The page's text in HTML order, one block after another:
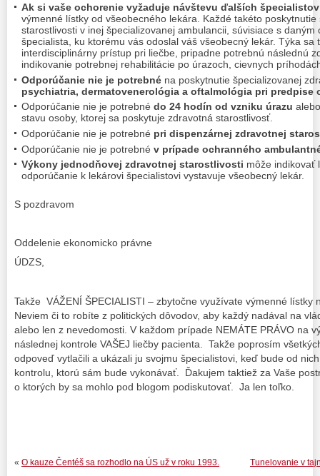
Ak si vaše ochorenie vyžaduje návštevu ďalších špecialistov
výmenné lístky od všeobecného lekára. Každé takéto
starostlivosti v inej špecializovanej ambulancii, súvisiace s
špecialista, ku ktorému vás odoslal váš všeobecný lekár. Týka
interdisciplinárny prístup pri liečbe, pripadne potrebnú následnú
indikovanie potrebnej rehabilitácie po úrazoch, cievnych
Odporúčanie nie je potrebné na poskytnutie špecializovanej
psychiatria, dermatovenerológia a oftalmológia pri predpise
Odporúčanie nie je potrebné do 24 hodín od vzniku úrazu
stavu osoby, ktorej sa poskytuje zdravotná starostlivosť.
Odporúčanie nie je potrebné pri dispenzárnej zdravotnej
Odporúčanie nie je potrebné v prípade ochranného
Výkony jednodňovej zdravotnej starostlivosti môže indikovať
odporúčanie k lekárovi špecialistovi vystavuje všeobecný lekár.
S pozdravom
Oddelenie ekonomicko právne
ÚDZS,
Takže VÁŽENÍ ŠPECIALISTI – zbytočne využívate výmenné lístky
Neviem či to robíte z politických dôvodov, aby každý nadával na
alebo len z nevedomosti. V každom prípade NEMÁTE PRÁVO na
následnej kontrole VAŠEJ liečby pacienta. Takže poprosím
odpoveď vytlačili a ukázali ju svojmu špecialistovi, keď bude od
kontrolu, ktorú sám bude vykonávať. Ďakujem taktiež za Vaše
o ktorých by sa mohlo pod blogom podiskutovať. Ja len toľko.
Tunelovanie v
« O kauze Čentéš sa rozhodlo na ÚS už v roku 1993.